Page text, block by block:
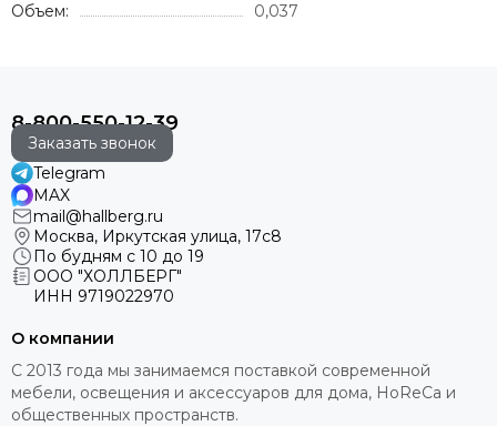
Объем:
0,037
8-800-550-12-39
Заказать звонок
Telegram
MAX
mail@hallberg.ru
Москва, Иркутская улица, 17с8
По будням с 10 до 19
ООО "ХОЛЛБЕРГ"
ИНН 9719022970
О компании
С 2013 года мы занимаемся поставкой современной
мебели, освещения и аксессуаров для дома, HoReCa и
общественных пространств.